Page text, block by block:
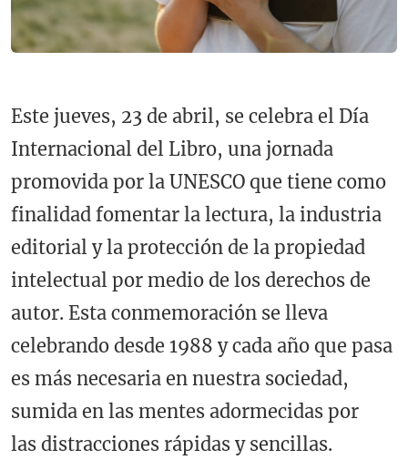
Este jueves, 23 de abril, se celebra el Día
Internacional del Libro, una jornada
promovida por la UNESCO que tiene como
finalidad fomentar la lectura, la industria
editorial y la protección de la propiedad
intelectual por medio de los derechos de
autor. Esta conmemoración se lleva
celebrando desde 1988 y cada año que pasa
es más necesaria en nuestra sociedad,
sumida en las mentes adormecidas por
las distracciones rápidas y sencillas.